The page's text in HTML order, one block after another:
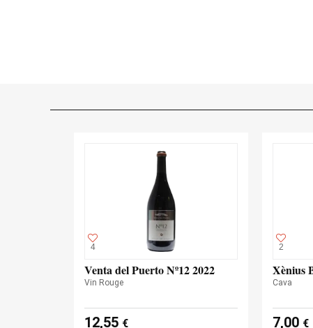
4
Venta del Puerto Nº12 2022
Vin Rouge
12,55 €
2
Xènius
Cava
7,00 €